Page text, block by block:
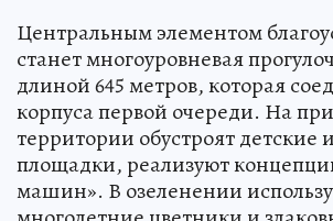
Центральным элементом
станет многоуровневая
длиной 645 метров, которая
корпуса первой очереди. На
территории обустроят детские
площадки, реализуют
машин». В озеленении